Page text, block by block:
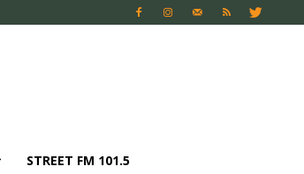
STREET FM 101.5